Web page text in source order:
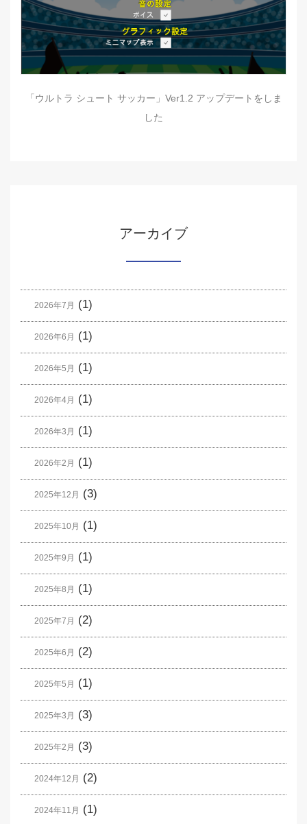
「ウルトラ シュート サッカー」Ver1.2 アップデートをしま
した
アーカイブ
2026年7月 (1)
2026年6月 (1)
2026年5月 (1)
2026年4月 (1)
2026年3月 (1)
2026年2月 (1)
2025年12月 (3)
2025年10月 (1)
2025年9月 (1)
2025年8月 (1)
2025年7月 (2)
2025年6月 (2)
2025年5月 (1)
2025年3月 (3)
2025年2月 (3)
2024年12月 (2)
2024年11月 (1)